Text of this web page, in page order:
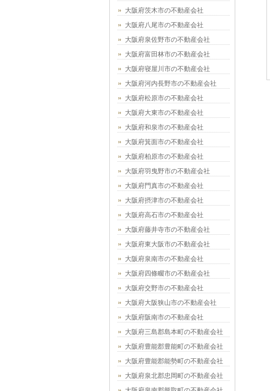
大阪府茨木市の不動産会社
大阪府八尾市の不動産会社
大阪府泉佐野市の不動産会社
大阪府富田林市の不動産会社
大阪府寝屋川市の不動産会社
大阪府河内長野市の不動産会社
大阪府松原市の不動産会社
大阪府大東市の不動産会社
大阪府和泉市の不動産会社
大阪府箕面市の不動産会社
大阪府柏原市の不動産会社
大阪府羽曳野市の不動産会社
大阪府門真市の不動産会社
大阪府摂津市の不動産会社
大阪府高石市の不動産会社
大阪府藤井寺市の不動産会社
大阪府東大阪市の不動産会社
大阪府泉南市の不動産会社
大阪府四條畷市の不動産会社
大阪府交野市の不動産会社
大阪府大阪狭山市の不動産会社
大阪府阪南市の不動産会社
大阪府三島郡島本町の不動産会社
大阪府豊能郡豊能町の不動産会社
大阪府豊能郡能勢町の不動産会社
大阪府泉北郡忠岡町の不動産会社